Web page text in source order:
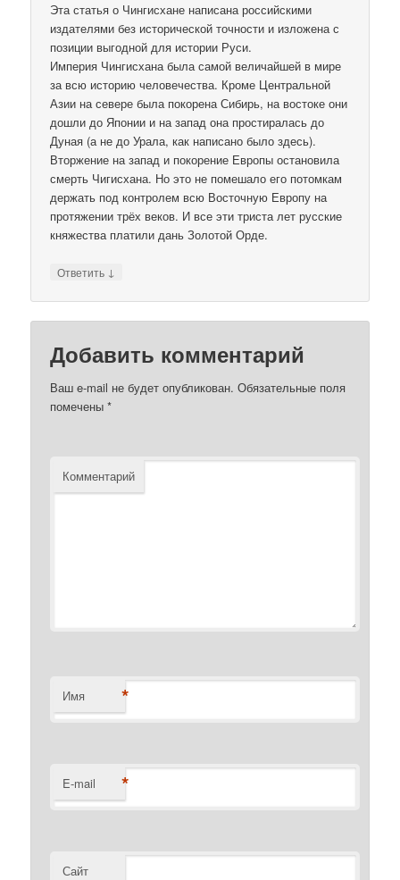
Эта статья о Чингисхане написана российскими
издателями без исторической точности и изложена с
позиции выгодной для истории Руси.
Империя Чингисхана была самой величайшей в мире
за всю историю человечества. Кроме Центральной
Азии на севере была покорена Сибирь, на востоке они
дошли до Японии и на запад она простиралась до
Дуная (а не до Урала, как написано было здесь).
Вторжение на запад и покорение Европы остановила
смерть Чигисхана. Но это не помешало его потомкам
держать под контролем всю Восточную Европу на
протяжении трёх веков. И все эти триста лет русские
княжества платили дань Золотой Орде.
Ответить ↓
Добавить комментарий
Ваш e-mail не будет опубликован. Обязательные поля
помечены*
Комментарий
Имя *
E-mail *
Сайт